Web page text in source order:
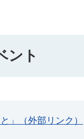
ント
」（外部リンク）